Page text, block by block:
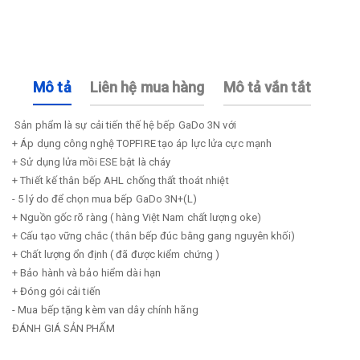
Mô tả Liên hệ mua hàng Mô tả vắn tắt
Sản phẩm là sự cải tiến thế hệ bếp GaDo 3N với
+ Áp dụng công nghệ TOPFIRE tạo áp lực lửa cực mạnh
+ Sử dụng lửa mồi ESE bật là cháy
+ Thiết kế thân bếp AHL chống thất thoát nhiệt
- 5 lý do để chọn mua bếp GaDo 3N+(L)
+ Nguồn gốc rõ ràng ( hàng Việt Nam chất lượng oke)
+ Cấu tạo vững chắc ( thân bếp đúc bằng gang nguyên khối)
+ Chất lượng ổn định ( đã được kiểm chứng )
+ Bảo hành và bảo hiểm dài hạn
+ Đóng gói cải tiến
- Mua bếp tặng kèm van dây chính hãng
ĐÁNH GIÁ SẢN PHẨM